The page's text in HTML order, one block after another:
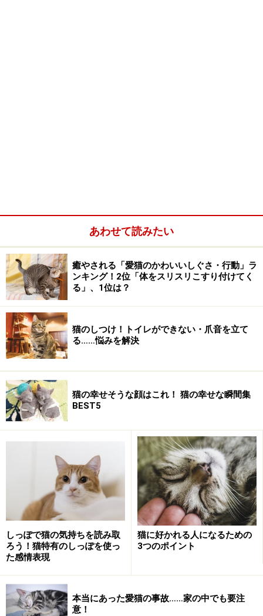
あわせて読みたい
癒やされる「愛猫のかわいいしぐさ・行動」ラ
ンキング！2位「体をスリスリこすり付けてく
る」、1位は？
猫のしつけ！トイレができない・爪音を立て
る……悩みを解決
猫の幸せそうな顔はこれ！ 猫の幸せな瞬間集
BEST5
しっぽで猫の気持ちを読み取
ろう！猫特有のしっぽを使っ
た感情表現
猫に好かれる人になるための
3つのポイント
本当にあった愛猫の事故……家の中でも要注
意！